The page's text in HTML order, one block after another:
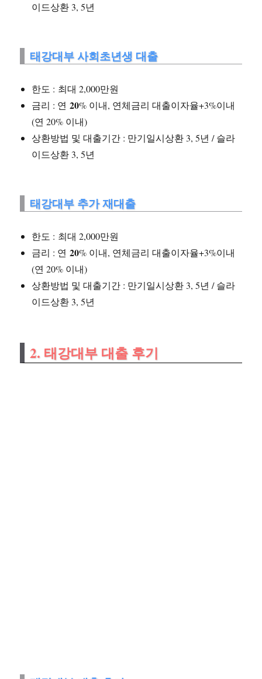
이드상환 3, 5년
태강대부 사회초년생 대출
한도 : 최대 2,000만원
금리 : 연20% 이내, 연체금리 대출이자율+3%이내
(연 20% 이내)
상환방법 및 대출기간 : 만기일시상환 3, 5년 / 슬라
이드상환 3, 5년
태강대부 추가 재대출
한도 : 최대 2,000만원
금리 : 연20% 이내, 연체금리 대출이자율+3%이내
(연 20% 이내)
상환방법 및 대출기간 : 만기일시상환 3, 5년 / 슬라
이드상환 3, 5년
2. 태강대부 대출 후기